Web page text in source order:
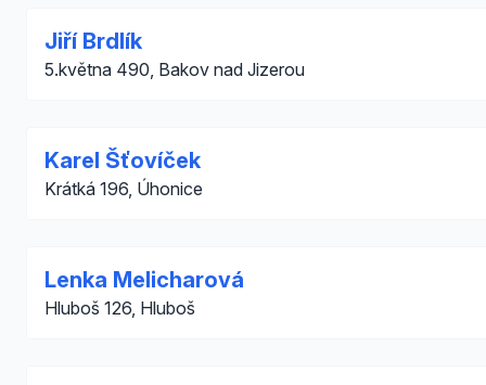
Jiří Brdlík
5.května 490, Bakov nad Jizerou
Karel Šťovíček
Krátká 196, Úhonice
Lenka Melicharová
Hluboš 126, Hluboš